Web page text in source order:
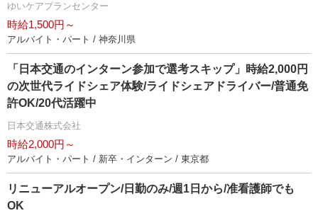
ゆいケアプランセンター
時給1,500円～
アルバイト・パート / 神奈川県
「日本交通のインターン参加で選考スキップ」時給2,000円
の次世代ライドシェア体験/ライドシェアドライバー/普通免
許OK/20代活躍中
日本交通株式会社
時給2,000円～
アルバイト・パート / 新卒・インターン / 東京都
リニューアルオープン/日勤のみ/週1日から/准看護師でも
OK